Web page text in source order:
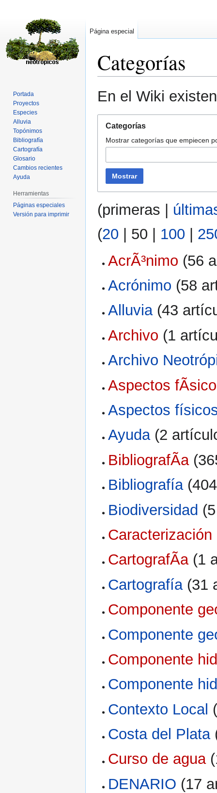
Categorías
Ir
a
navegación
Ir
a
búsqueda
En el Wiki
Categorías
Mostrar categorías que empiecen
Mostrar
(primeras
(20 50 100
AcrÃ³nimo (56
Acrónimo (58
Alluvia (43
Archivo (1
Archivo
Aspectos
Aspectos
Ayuda (2
BibliografÃ­a
Bibliografía
Biodiversidad
Caracterización
CartografÃ­a (1
Cartografía (31
Componente
Componente
Componente
Componente
Contexto Local
Costa del Plata
Curso de agua
DENARIO (17
Página especial
Portada
Proyectos
Especies
Alluvia
Topónimos
Bibliografía
Cartografía
Glosario
Cambios recientes
Ayuda
Herramientas
Páginas especiales
Versión para imprimir